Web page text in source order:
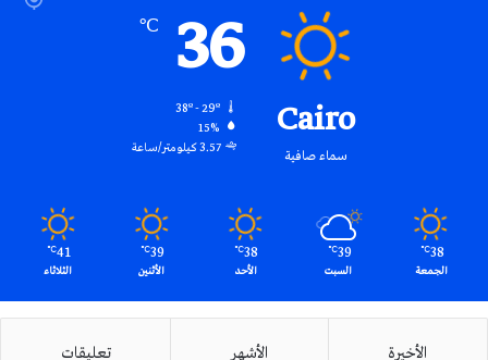
Cairo
سماء صافية
36
℃
15%
3.57 كيلومتر/ساعة
38
℃
الجمعة
39
℃
السبت
38
℃
الأحد
39
℃
الأثنين
41
℃
الثلاثاء
الأخيرة الأشهر تعليقات